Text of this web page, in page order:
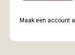
Maak een account